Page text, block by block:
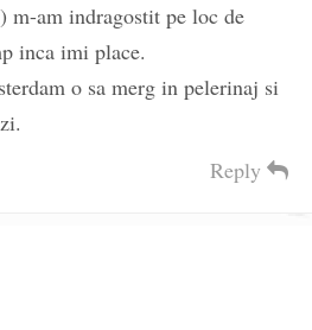
m-am indragostit pe loc de
inca imi place.
o sa merg in pelerinaj si
Reply